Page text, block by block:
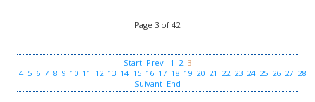
Page 3 of 42
Start Prev 1 2 3
4 5 6 7 8 9 10 11 12 13 14 15 16 17 18 19 20 21 22 23 24 25 26 27 28
Suivant End